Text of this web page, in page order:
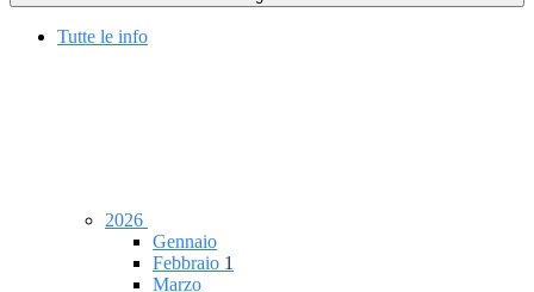
Tutte le info
2026
Gennaio
Febbraio 1
Marzo